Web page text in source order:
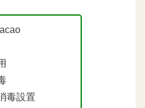
毒設置